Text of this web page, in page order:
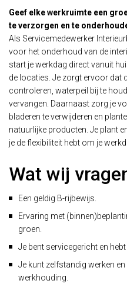
Geef elke werkruimte een
te verzorgen en te
Als Servicemedewerker
voor het onderhoud van de
start je werkdag direct vanuit
de locaties. Je zorgt ervoor dat
controleren, waterpeil bij te
vervangen. Daarnaast zorg je
bladeren te verwijderen en
natuurlijke producten. Je plant
je de flexibiliteit hebt om je
Wat wij
Een geldig B-rijbewijs.
Ervaring met
groen.
Je bent servicegericht en
Je kunt zelfstandig werken
werkhouding.